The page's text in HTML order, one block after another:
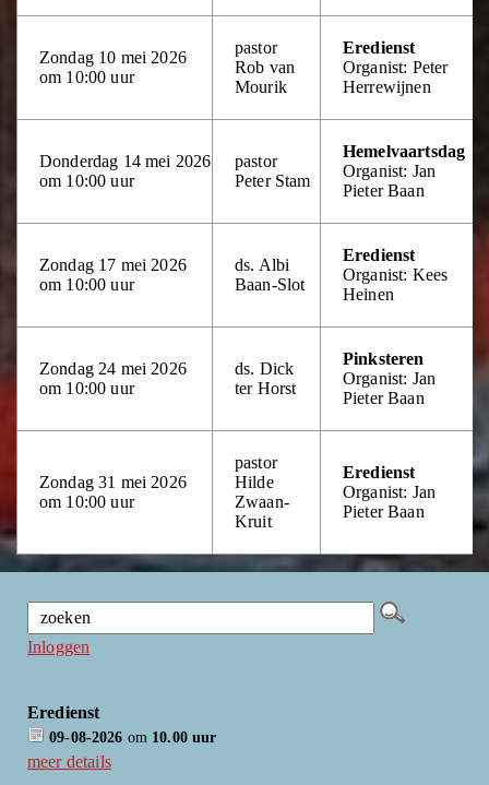
Zondag 10 mei 2026
om 10:00 uur
pastor
Rob van
Mourik
Eredienst
Organist: Peter
Herrewijnen
Donderdag 14 mei 2026
om 10:00 uur
pastor
Peter Stam
Hemelvaartsdag
Organist: Jan
Pieter Baan
Zondag 17 mei 2026
om 10:00 uur
ds. Albi
Baan-Slot
Eredienst
Organist: Kees
Heinen
Zondag 24 mei 2026
om 10:00 uur
ds. Dick
ter Horst
Pinksteren
Organist: Jan
Pieter Baan
Zondag 31 mei 2026
om 10:00 uur
pastor
Hilde
Zwaan-
Kruit
Eredienst
Organist: Jan
Pieter Baan
Inloggen
Eredienst
09-08-2026 om 10.00 uur
meer details